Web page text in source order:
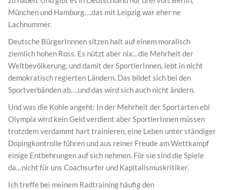
München und Hamburg….das mit Leipzig war eher ne
Lachnummer.
Deutsche BürgerInnnen sitzen halt auf einem moralisch
ziemlich hohen Ross. Es nützt aber nix…die Mehrheit der
Weltbevölkerung, und damit der SportlerInnen, lebt in nicht
demokratisch regierten Ländern. Das bildet sich bei den
Sportverbänden ab….und das wird sich auch nicht ändern.
Und was die Kohle angeht: In der Mehrheit der Sportarten ebi
Olympia wird kein Geld verdient aber SportlerInnen müssen
trotzdem verdammt hart trainieren, eine Leben unter ständiger
Dopingkontrolle führen und aus reiner Freude am Wettkampf
einige Entbehrungen auf sich nehmen. Für sie sind die Spiele
da…nicht für uns Coachsurfer und Kapitalismuskritiker.
Ich treffe bei meinem Radtraining häufig den